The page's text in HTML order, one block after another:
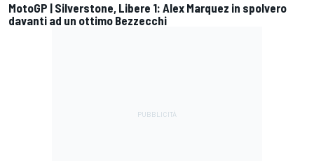
MotoGP | Silverstone, Libere 1: Alex Marquez in spolvero
davanti ad un ottimo Bezzecchi